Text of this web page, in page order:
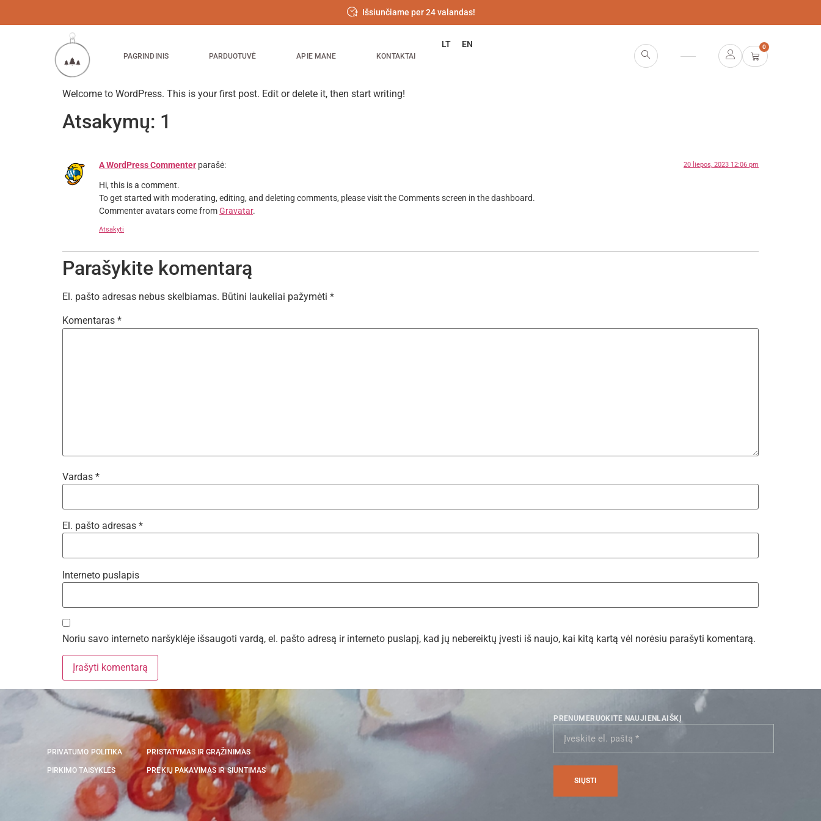
Išsiunčiame per 24 valandas!
PAGRINDINIS PARDUOTUVĖ APIE MANE KONTAKTAI
LT EN 0
Welcome to WordPress. This is your first post. Edit or delete it, then start writing!
Atsakymų: 1
A WordPress Commenter parašė: 20 liepos, 2023 12:06 pm
Hi, this is a comment.
To get started with moderating, editing, and deleting comments, please visit the Comments screen in the dashboard.
Commenter avatars come fromGravatar.
Atsakyti
Parašykite komentarą
El. pašto adresas nebus skelbiamas. Būtini laukeliai pažymėti *
Komentaras *
Vardas *
El. pašto adresas *
Interneto puslapis
Noriu savo interneto naršyklėje išsaugoti vardą, el. pašto adresą ir interneto puslapį, kad jų nebereiktų įvesti iš naujo, kai kitą kartą vėl norėsiu parašyti komentarą.
PRIVATUMO POLITIKA
PIRKIMO TAISYKLĖS
PRISTATYMAS IR GRĄŽINIMAS
PREKIŲ PAKAVIMAS IR SIUNTIMAS
PRENUMERUOKITE NAUJIENLAIŠKĮ